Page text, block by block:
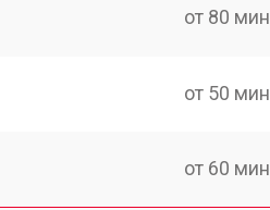
от 80 мин
от 50 мин
от 60 мин